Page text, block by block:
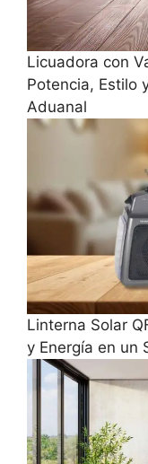
Licuadora con
Potencia, Estilo
Aduanal
Linterna Solar
y Energía en un